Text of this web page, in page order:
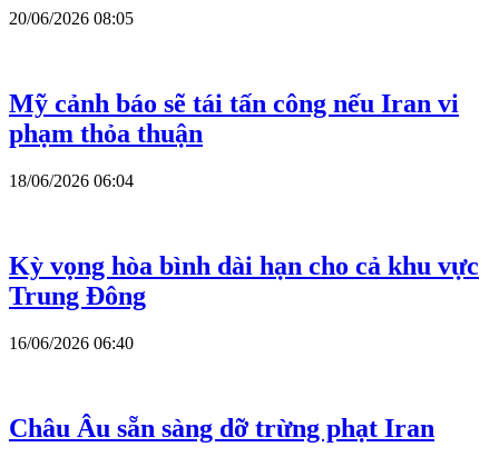
20/06/2026 08:05
Mỹ cảnh báo sẽ tái tấn công nếu Iran vi
phạm thỏa thuận
18/06/2026 06:04
Kỳ vọng hòa bình dài hạn cho cả khu vực
Trung Đông
16/06/2026 06:40
Châu Âu sẵn sàng dỡ trừng phạt Iran